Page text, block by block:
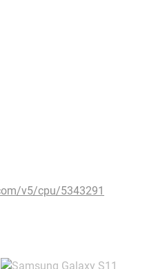
v5/cpu/5343291